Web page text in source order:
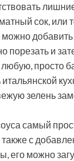
сок, или
добавить
порезать и
просто
зелень
самый
с
его можно